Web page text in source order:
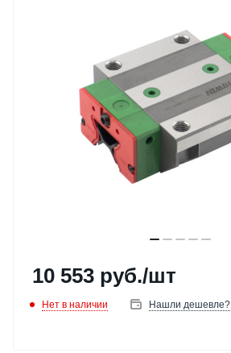
10 553 руб./шт
Нет в наличии Нашли дешевле?